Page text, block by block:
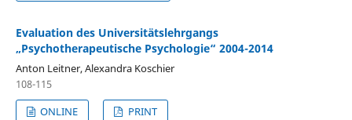
Evaluation des Universitätslehrgangs
„Psychotherapeutische Psychologie“ 2004-2014
Anton Leitner, Alexandra Koschier
108-115
ONLINE
PRINT